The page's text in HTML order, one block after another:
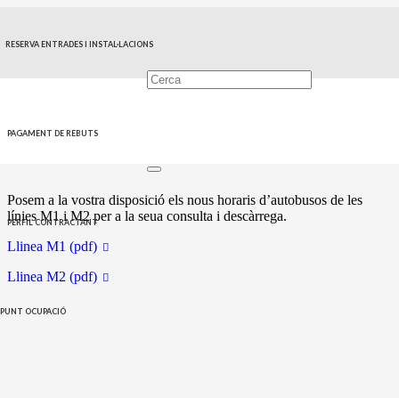
RESERVA ENTRADES I INSTAL·LACIONS
PAGAMENT DE REBUTS
PERFIL CONTRACTANT
PUNT OCUPACIÓ
HORARI SERVEI DE BUS
COMUNICACIÓ,NOTICIES
Posem a la vostra disposició els nous horaris d’autobusos de les
línies M1 i M2 per a la seua consulta i descàrrega.
Llinea M1 (pdf)
Llinea M2 (pdf)